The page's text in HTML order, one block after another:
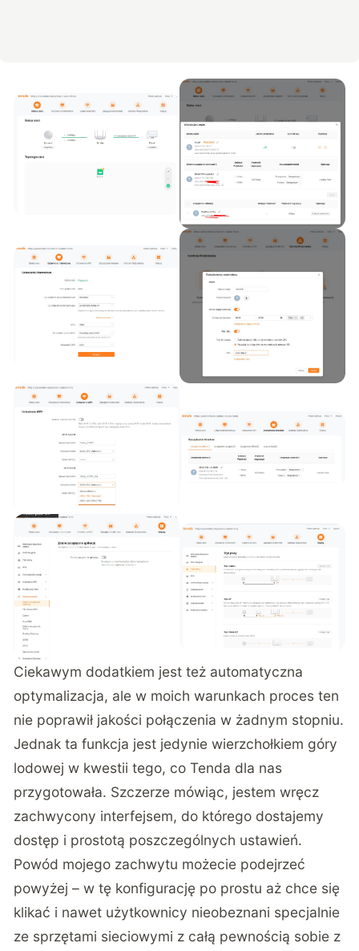
Ciekawym dodatkiem jest też automatyczna
optymalizacja, ale w moich warunkach proces ten
nie poprawił jakości połączenia w żadnym stopniu.
Jednak ta funkcja jest jedynie wierzchołkiem góry
lodowej w kwestii tego, co Tenda dla nas
przygotowała. Szczerze mówiąc, jestem wręcz
zachwycony interfejsem, do którego dostajemy
dostęp i prostotą poszczególnych ustawień.
Powód mojego zachwytu możecie podejrzeć
powyżej – w tę konfigurację po prostu aż chce się
klikać i nawet użytkownicy nieobeznani specjalnie
ze sprzętami sieciowymi z całą pewnością sobie z